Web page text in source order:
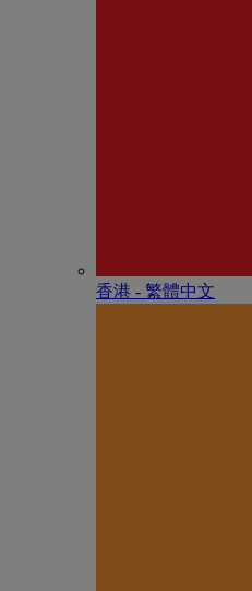
香港 - 繁體中文